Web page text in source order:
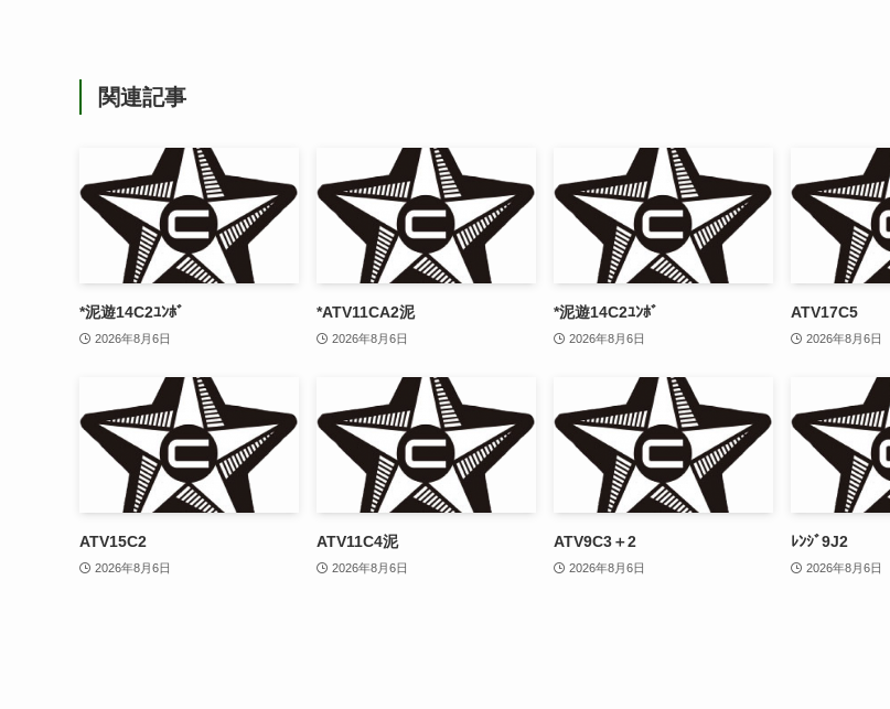
関連記事
*泥遊14C2ﾕﾝﾎﾞ
2026年8月6日
*ATV11CA2泥
2026年8月6日
*泥遊14C2ﾕﾝﾎﾞ
2026年8月6日
ATV17C5
2026年8月6日
ATV15C2
2026年8月6日
ATV11C4泥
2026年8月6日
ATV9C3＋2
2026年8月6日
ﾚﾝｼﾞ9J2
2026年8月6日